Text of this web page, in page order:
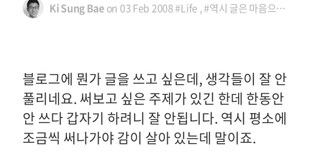
Ki Sung Baeon 03 Feb 2008#Life ,#역시 글은 마음으로 써야되나 봅니다
블로그에 뭔가 글을 쓰고 싶은데, 생각들이 잘 안
풀리네요. 써보고 싶은 주제가 있긴 한데 한동안
안 쓰다 갑자기 하려니 잘 안됩니다. 역시 평소에
조금씩 써나가야 감이 살아 있는데 말이죠.